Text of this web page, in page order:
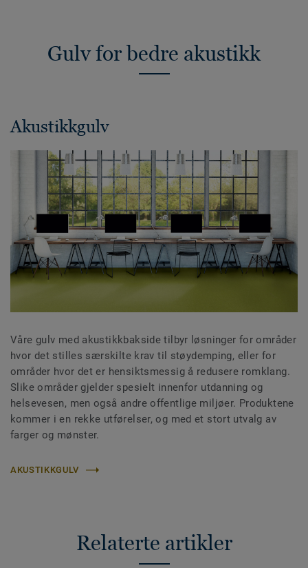
Gulv for bedre akustikk
Akustikkgulv
Våre gulv med akustikkbakside tilbyr løsninger for områder
hvor det stilles særskilte krav til støydemping, eller for
områder hvor det er hensiktsmessig å redusere romklang.
Slike områder gjelder spesielt innenfor utdanning og
helsevesen, men også andre offentlige miljøer. Produktene
kommer i en rekke utførelser, og med et stort utvalg av
farger og mønster.
AKUSTIKKGULV
Relaterte artikler